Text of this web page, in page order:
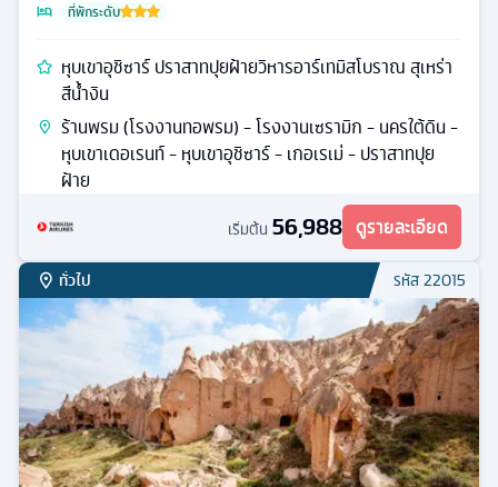
ที่พักระดับ
หุบเขาอุชิซาร์ ปราสาทปุยฝ้ายวิหารอาร์เทมิสโบราณ สุเหร่า
สีน้ำงิน
ร้านพรม (โรงงานทอพรม) - โรงงานเซรามิก - นครใต้ดิน -
หุบเขาเดอเรนท์ - หุบเขาอุชิซาร์ - เกอเรเม่ - ปราสาทปุย
ฝ้าย
เริ่มต้น 56,988 ดูรายละเอียด
ทั่วไป รหัส22015